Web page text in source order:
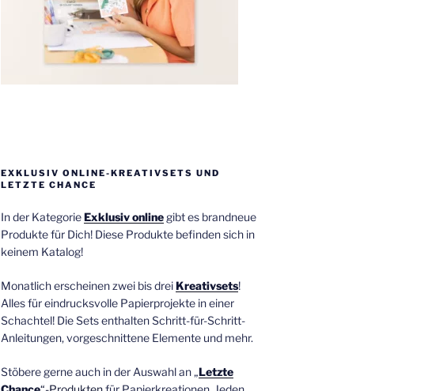
EXKLUSIV ONLINE-KREATIVSETS UND
LETZTE CHANCE
In der KategorieExklusiv onlinegibt es brandneue
Produkte für Dich! Diese Produkte befinden sich in
keinem Katalog!
Monatlich erscheinen zwei bis drei Kreativsets!
Alles für eindrucksvolle Papierprojekte in einer
Schachtel! Die Sets enthalten Schritt-für-Schritt-
Anleitungen, vorgeschnittene Elemente und mehr.
Stöbere gerne auch in der Auswahl an „Letzte